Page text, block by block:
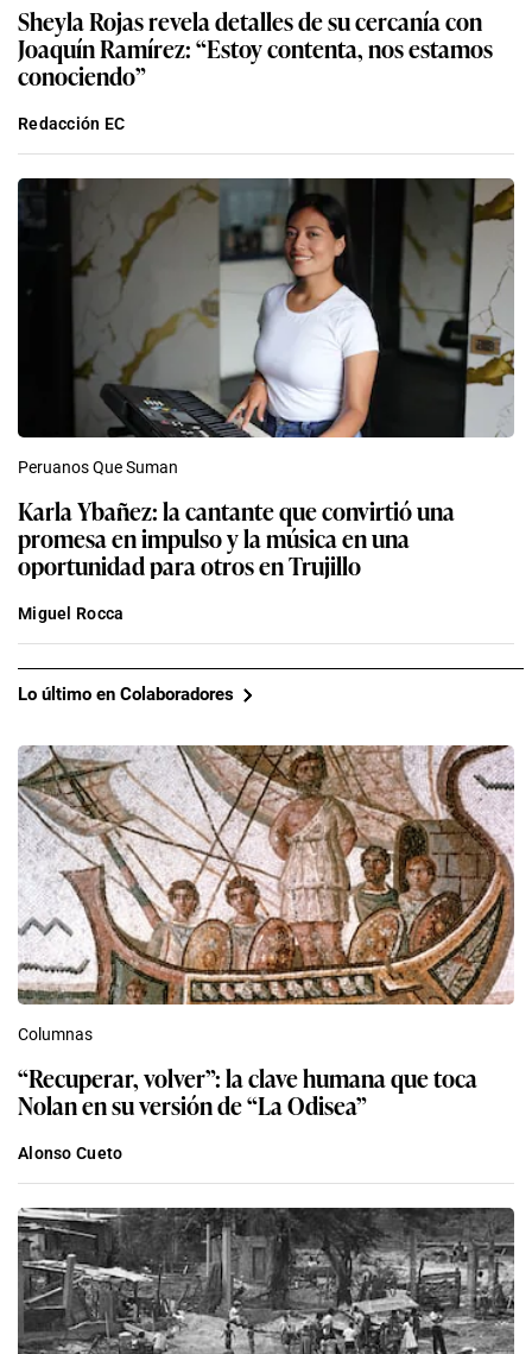
Sheyla Rojas revela detalles de su cercanía con
Joaquín Ramírez: “Estoy contenta, nos estamos
conociendo”
Redacción EC
Peruanos Que Suman
Karla Ybañez: la cantante que convirtió una
promesa en impulso y la música en una
oportunidad para otros en Trujillo
Miguel Rocca
Lo último en Colaboradores
Columnas
“Recuperar, volver”: la clave humana que toca
Nolan en su versión de “La Odisea”
Alonso Cueto